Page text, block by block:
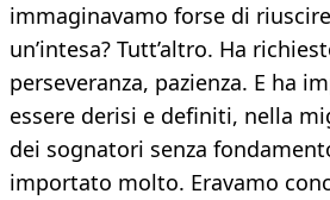
immaginavamo forse di
un’intesa? Tutt’altro. Ha
perseveranza, pazienza. E ha
essere derisi e definiti, nella
dei sognatori senza
importato molto. Eravamo